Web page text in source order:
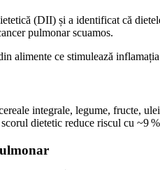
(DII) și a identificat că
pulmonar scuamos.
alimente ce stimulează
integrale, legume, fructe,
dietetic reduce riscul cu ~9